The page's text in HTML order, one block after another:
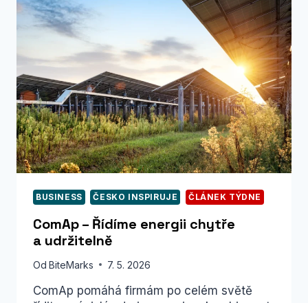
VEŘEJNÉ
SPRÁVY
BUSINESS ČESKO INSPIRUJE ČLÁNEK TÝDNE
ComAp – Řídíme energii chytře
a udržitelně
Od BiteMarks 7. 5. 2026
ComAp pomáhá firmám po celém světě